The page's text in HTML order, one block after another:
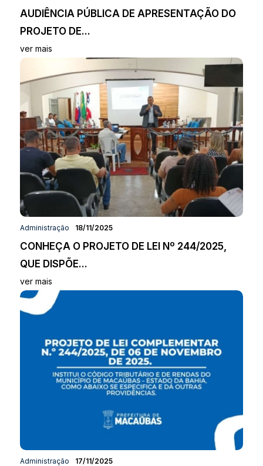
AUDIÊNCIA PÚBLICA DE APRESENTAÇÃO DO
PROJETO DE...
ver mais
Administração 18/11/2025
CONHEÇA O PROJETO DE LEI Nº 244/2025,
QUE DISPÕE...
ver mais
Administração 17/11/2025